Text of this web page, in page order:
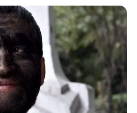
feiern
in und um Worms
für Worms